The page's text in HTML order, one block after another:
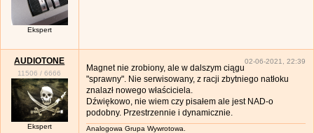
Ekspert
AUDIOTONE
11506 /6666
Ekspert
02-06-2021, 22:39
Magnet nie zrobiony, ale w dalszym ciągu
"sprawny". Nie serwisowany, z racji zbytniego natłoku
znalazł nowego właściciela.
Dźwiękowo, nie wiem czy pisałem ale jest NAD-o
podobny. Przestrzennie i dynamicznie.
Analogowa Grupa Wywrotowa.